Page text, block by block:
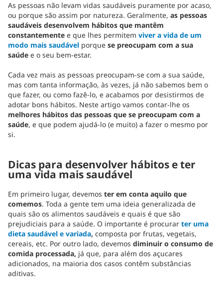
As pessoas não levam vidas saudáveis puramente por acaso,
ou porque são assim por natureza. Geralmente, as pessoas
saudáveis desenvolvem hábitos que mantêm
constantemente e que lhes permitem viver a vida de um
modo mais saudável porque se preocupam com a sua
saúde e o seu bem-estar.
Cada vez mais as pessoas preocupam-se com a sua saúde,
mas com tanta informação, às vezes, já não sabemos bem o
que fazer, ou como fazê-lo, e acabamos por desistirmos de
adotar bons hábitos. Neste artigo vamos contar-lhe os
melhores hábitos das pessoas que se preocupam com a
saúde, e que podem ajudá-lo (e muito) a fazer o mesmo por
si.
Dicas para desenvolver hábitos e ter
uma vida mais saudável
Em primeiro lugar, devemos ter em conta aquilo que
comemos. Toda a gente tem uma ideia generalizada de
quais são os alimentos saudáveis e quais é que são
prejudiciais para a saúde. O importante é procurar ter uma
dieta saudável e variada, composta por frutas, vegetais,
cereais, etc. Por outro lado, devemos diminuir o consumo de
comida processada, já que, para além dos açucares
adicionados, na maioria dos casos contêm substâncias
aditivas.